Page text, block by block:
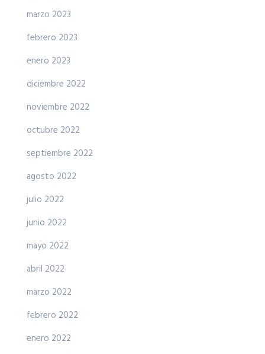
marzo 2023
febrero 2023
enero 2023
diciembre 2022
noviembre 2022
octubre 2022
septiembre 2022
agosto 2022
julio 2022
junio 2022
mayo 2022
abril 2022
marzo 2022
febrero 2022
enero 2022